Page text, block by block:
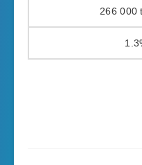
266 000